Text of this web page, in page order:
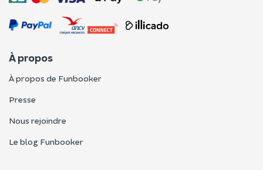
À propos
À propos de Funbooker
Presse
Nous rejoindre
Le blog Funbooker